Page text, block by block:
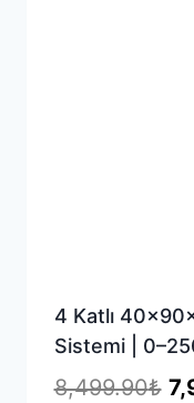
4 Katlı
Sistemi |
8,499.90₺